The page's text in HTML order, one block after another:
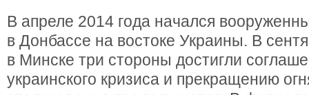
В апреле 2014 года начался
в Донбассе на востоке Украины. В
в Минске три стороны достигли
украинского кризиса и прекращению